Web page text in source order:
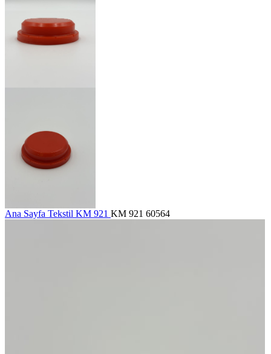
Ana Sayfa Tekstil KM 921 KM 921 60564